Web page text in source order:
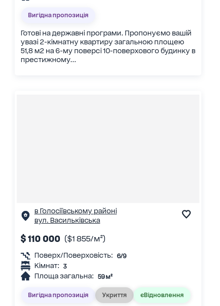
Вигідна пропозиція
Готові на державні програми. Пропонуємо вашій
увазі 2-кімнатну квартиру загальною площею
51,8 м2 на 6-му поверсі 10-поверхового будинку в
престижному...
в Голосіївському районі
вул. Васильківська
$ 110 000 ($1 855/м²)
Поверх/Поверховість: 6/9
Кімнат: 3
Площа загальна: 59 м²
Вигідна пропозиція Укриття єВідновлення